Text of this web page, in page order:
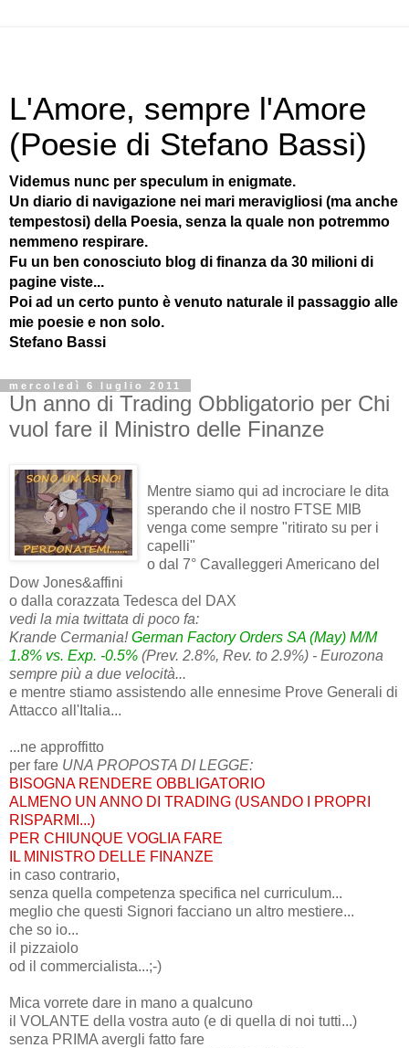
L'Amore, sempre l'Amore
(Poesie di Stefano Bassi)
Videmus nunc per speculum in enigmate.
Un diario di navigazione nei mari meravigliosi (ma anche
tempestosi) della Poesia, senza la quale non potremmo
nemmeno respirare.
Fu un ben conosciuto blog di finanza da 30 milioni di
pagine viste...
Poi ad un certo punto è venuto naturale il passaggio alle
mie poesie e non solo.
Stefano Bassi
mercoledì 6 luglio 2011
Un anno di Trading Obbligatorio per Chi
vuol fare il Ministro delle Finanze
Mentre siamo qui ad incrociare le dita
sperando che il nostro FTSE MIB
venga come sempre "ritirato su per i
capelli"
o dal 7° Cavalleggeri Americano del
Dow Jones&affini
o dalla corazzata Tedesca del DAX
vedi la mia twittata di poco fa:
Krande Cermania!German Factory Orders SA (May) M/M
1.8% vs. Exp. -0.5% (Prev. 2.8%, Rev. to 2.9%) - Eurozona
sempre più a due velocità...
e mentre stiamo assistendo alle ennesime Prove Generali di
Attacco all'Italia...
...ne approffitto
per fare UNA PROPOSTA DI LEGGE:
BISOGNA RENDERE OBBLIGATORIO
ALMENO UN ANNO DI TRADING (USANDO I PROPRI
RISPARMI...)
PER CHIUNQUE VOGLIA FARE
IL MINISTRO DELLE FINANZE
in caso contrario,
senza quella competenza specifica nel curriculum...
meglio che questi Signori facciano un altro mestiere...
che so io...
il pizzaiolo
od il commercialista...;-)
Mica vorrete dare in mano a qualcuno
il VOLANTE della vostra auto (e di quella di noi tutti...)
senza PRIMA avergli fatto fare